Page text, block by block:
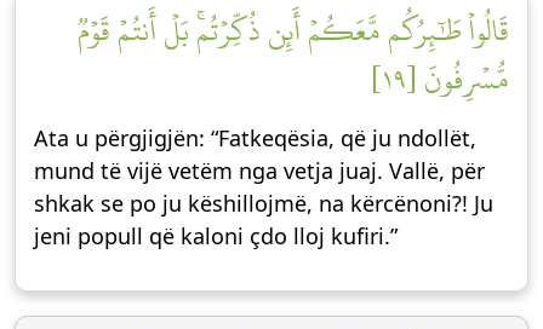
قَالُواْ طَٰٓئِرُكُم مَّعَكُمۡ أَئِن ذُكِّرۡتُمۚ بَلۡ أَنتُمۡ قَوۡمٞ
مُّسۡرِفُونَ [١٩]
Ata u përgjigjën: “Fatkeqësia, që ju ndollët,
mund të vijë vetëm nga vetja juaj. Vallë, për
shkak se po ju këshillojmë, na kërcënoni?! Ju
jeni popull që kaloni çdo lloj kufiri.”